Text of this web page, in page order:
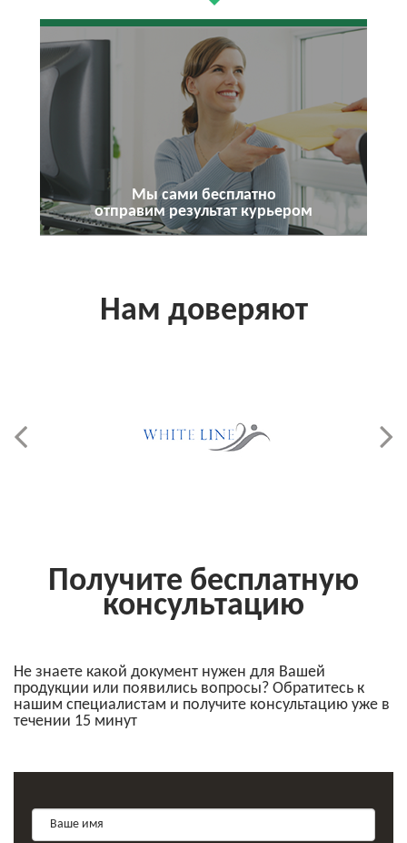
Мы сами бесплатно
отправим результат курьером
Нам доверяют
Получите бесплатную
консультацию
Не знаете какой документ нужен для Вашей
продукции или появились вопросы? Обратитесь к
нашим специалистам и получите консультацию уже в
течении 15 минут